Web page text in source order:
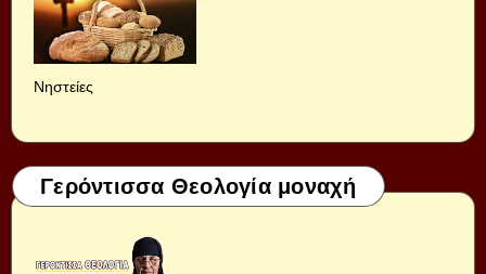
Νηστείες
Γερόντισσα Θεολογία μοναχή